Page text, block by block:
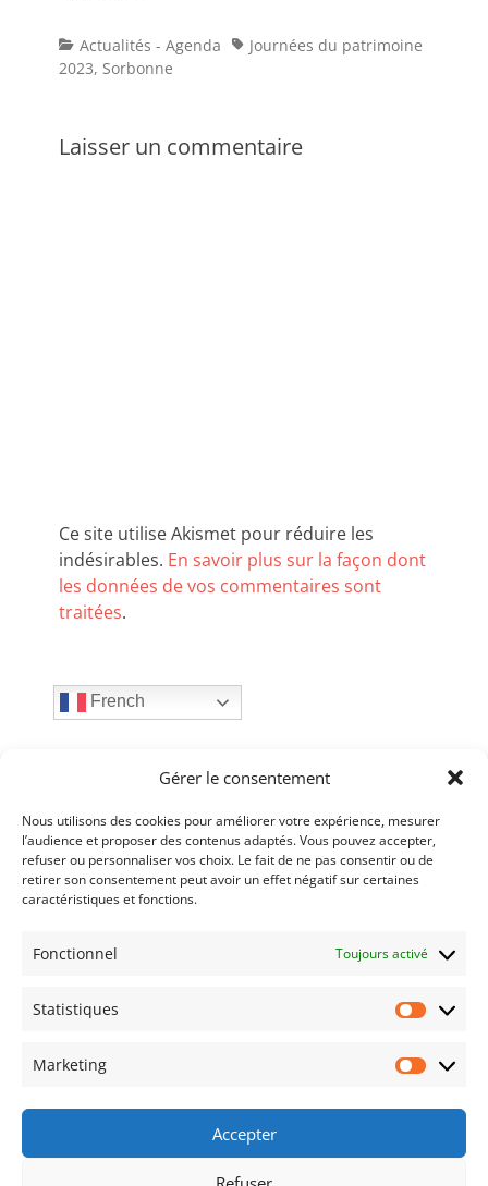
Gérer le consentement
Nous utilisons des cookies pour améliorer votre expérience, mesurer
l’audience et proposer des contenus adaptés. Vous pouvez accepter,
refuser ou personnaliser vos choix. Le fait de ne pas consentir ou de
retirer son consentement peut avoir un effet négatif sur certaines
caractéristiques et fonctions.
Fonctionnel Toujours activé
Statistiques
Marketing
Accepter
Categories
Actualités - Agenda TagsJournées du patrimoine
2023, Sorbonne
Laisser un commentaire
Ce site utilise Akismet pour réduire les
indésirables. En savoir plus sur la façon dont
les données de vos commentaires sont
traitées.
French
Articles récents
Esprit : Sports et Olympisme n°120 – 06-2026 7
juillet 2026
Esprit : Sports et Olympisme n°119 – 03-2026
Annulation : 2ème Salon de l’objet et du pin’s
Assemblée Générale AFCOS 2026
janvier 2026